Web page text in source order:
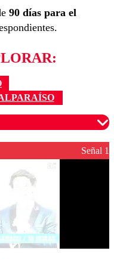
90 días para el
para garantizar un
Señal 1